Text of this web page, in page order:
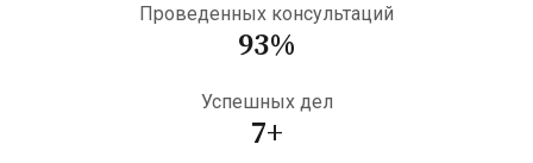
Проведенных консультаций
93%
Успешных дел
7+